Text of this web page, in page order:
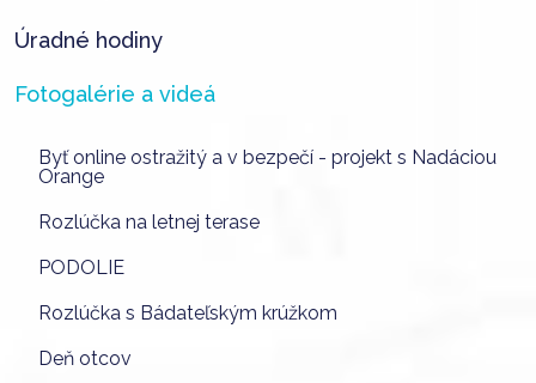
Úradné hodiny
Fotogalérie a videá
Byť online ostražitý a v bezpečí - projekt s Nadáciou
Orange
Rozlúčka na letnej terase
PODOLIE
Rozlúčka s Bádateľským krúžkom
Deň otcov